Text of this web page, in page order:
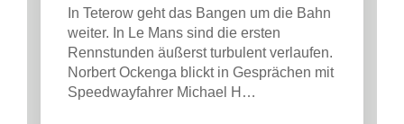
In Teterow geht das Bangen um die Bahn
weiter. In Le Mans sind die ersten
Rennstunden äußerst turbulent verlaufen.
Norbert Ockenga blickt in Gesprächen mit
Speedwayfahrer Michael H…